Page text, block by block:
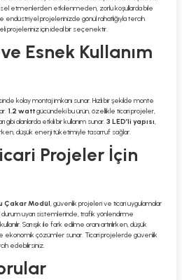
etmenlerden etkilenmeden, zorlu koşullarda bile
projelerinizde gönül rahatlığıyla tercih
projeleriniz için ideal bir seçenektir.
Esnek Kullanım
kolay montaj imkanı sunar. Hızlı bir şekilde monte
1.2 wattgücündeki bu ürün, özellikle ticari projeler,
alanlarda etkili bir kullanım sunar. 3 LED’li yapısı,
düşük enerji tüketimiyle tasarruf sağlar.
Projeler İçin
Çakar Modül, güvenlik projeleri ve ticari uygulamalar
uyarı sistemlerinde, trafik yönlendirme
Sarı ışık ile fark edilme oranı artırılırken, düşük
çözümler sunar. Ticari projelerde güvenlik
edebilirsiniz.